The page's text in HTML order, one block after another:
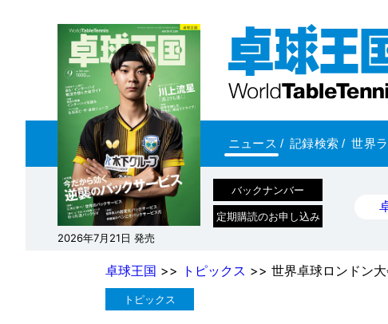
ニュース / 記録検索 / 世界
2026年7月21日 発売
バックナンバー
定期購読のお申し込み
卓球王国 >> トピックス >> 世界卓球ロンドン
トピックス